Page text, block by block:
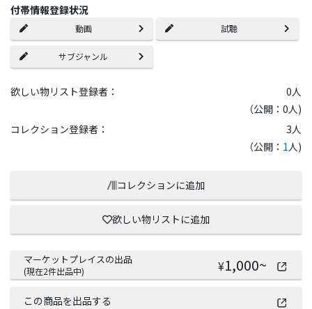
付帯情報登録状況
動画 試聴
サブジャンル
欲しい物リスト登録者： 0人
（公開：0人)
コレクション登録者：
3人
（公開： 1人)
コレクションに追加
欲しい物リストに追加
マーケットプレイスの出品
(現在2件出品中) ¥1,000~
この商品を出品する